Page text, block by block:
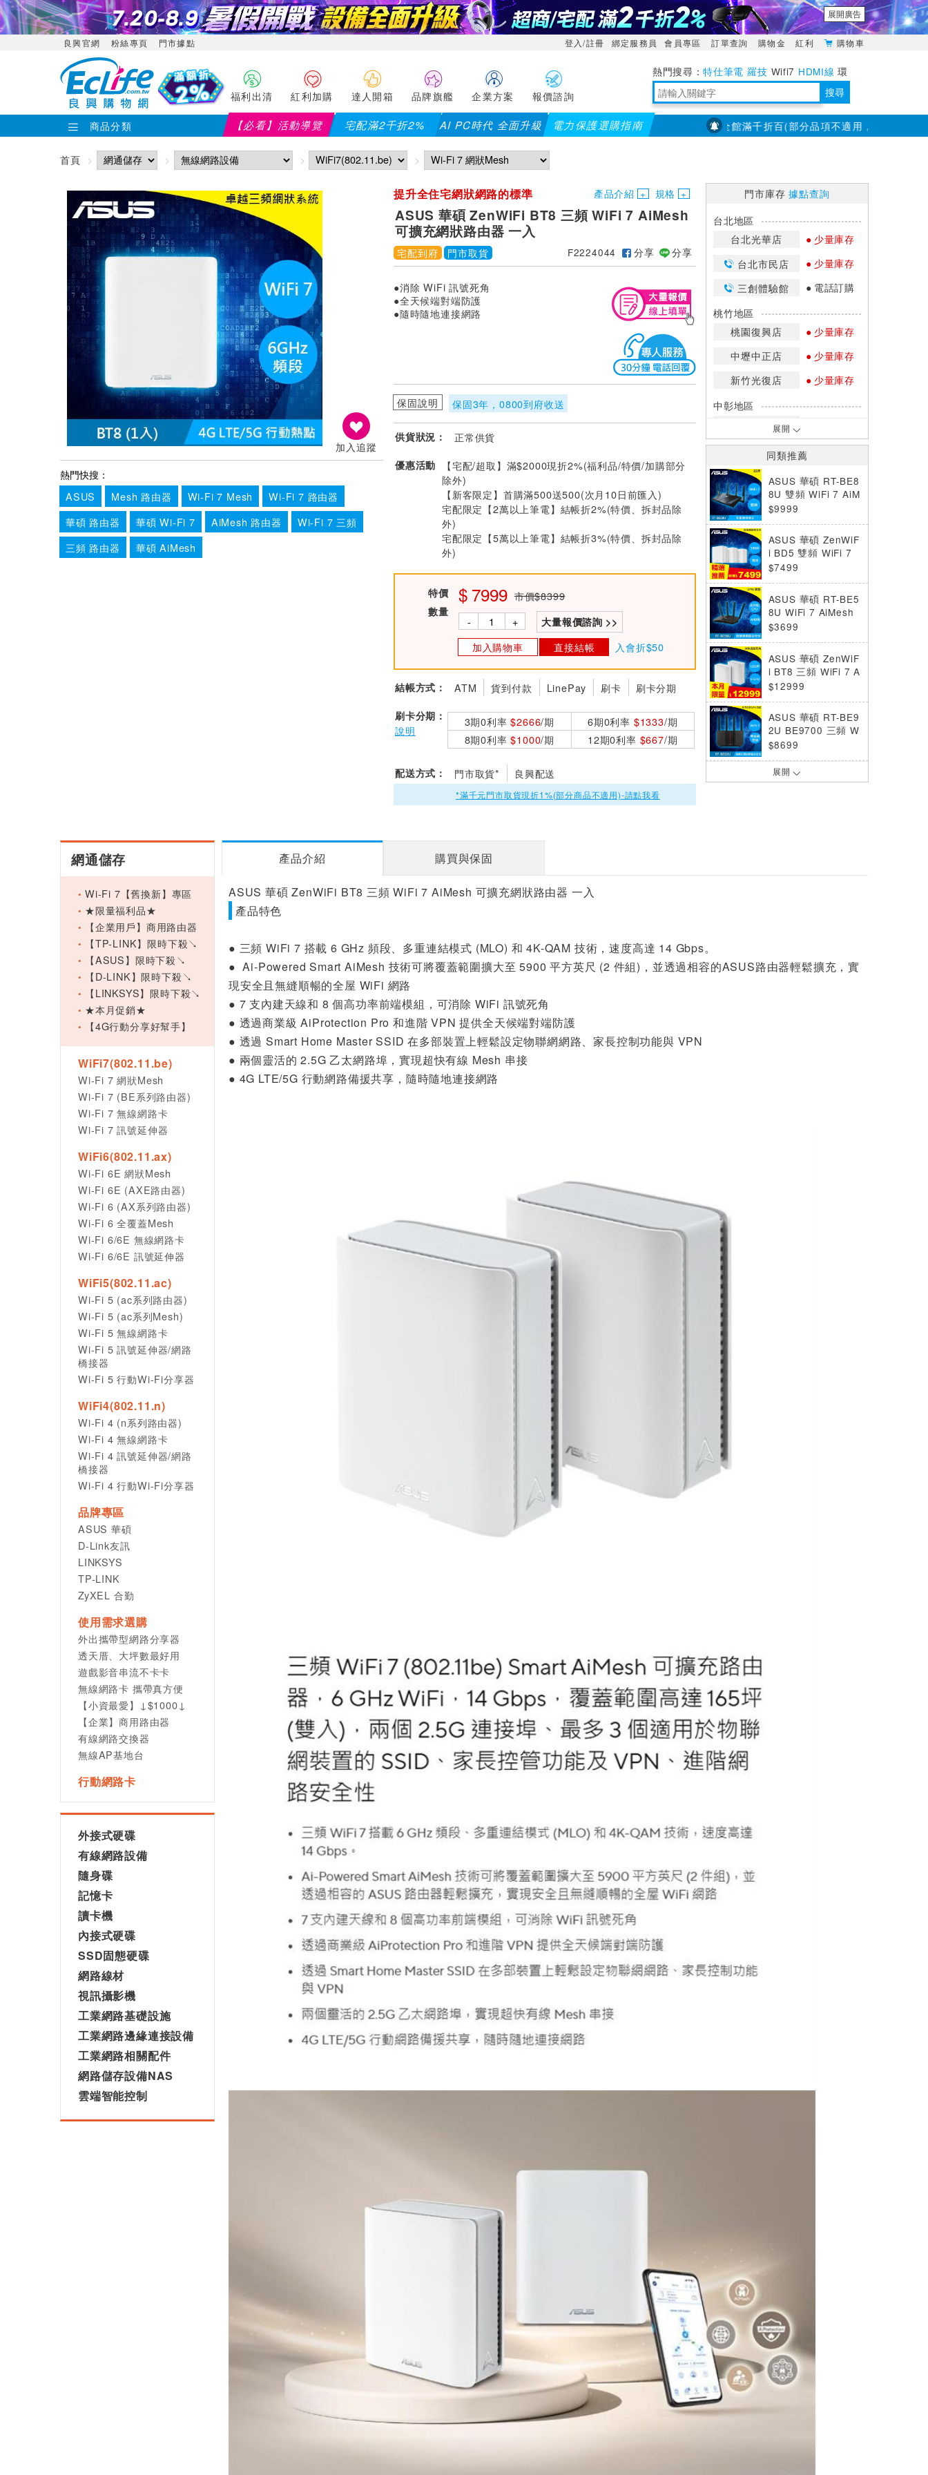
展開廣告
良興官網 粉絲專頁 門市據點 登入/註冊 綁定服務員 會員專區 訂單查詢 購物金 紅利 購物車
福利出清 紅利加購 達人開箱 品牌旗艦 企業方案 報價諮詢
特仕筆電 羅技 Wifi7 HDMI線 環
境量測 明緯POWER 搜尋
商品分類 【必看】活動導覽 宅配滿2千折2% AI PC時代 全面升級 電力保護選購指南【PX大通】全館滿千折百(部分品項不適用，滿2千折200...)
首頁
加入追蹤
熱門快搜：
ASUS
Mesh 路由器 Wi-Fi 7 Mesh
Wi-Fi 7 路由器
華碩 路由器
華碩 Wi-Fi 7 AiMesh 路由器
Wi-Fi 7 三頻
三頻 路由器
華碩 AiMesh
提升全住宅網狀網路的標準 產品介紹 規格
ASUS 華碩 ZenWiFi BT8 三頻 WiFi 7 AiMesh
可擴充網狀路由器 一入
宅配到府 門市取貨 F2224044 分享 分享
●消除 WiFi 訊號死角
●全天候端對端防護
●隨時隨地連接網路
保固說明 保固3年，0800到府收送
供貨狀況： 正常供貨
優惠活動
【宅配/超取】滿$2000現折2%(福利品/特價/加購部分
除外)
【新客限定】首購滿500送500(次月10日前匯入)
宅配限定【2萬以上筆電】結帳折2%(特價、拆封品除
外)
宅配限定【5萬以上筆電】結帳折3%(特價、拆封品除
外)
特價 7999 市價$8399
數量
- + 大量報價諮詢 >>
加入購物車 直接結帳 入會折$50
結帳方式： ATM 貨到付款 LinePay 刷卡 刷卡分期
刷卡分期：
說明
3期0利率$2666/期 6期0利率 $1333/期
8期0利率$1000/期 12期0利率 $667/期
配送方式： 門市取貨* 良興配送
*滿千元門市取貨現折1%(部分商品不適用)-請點我看
門市庫存據點查詢
台北地區
台北光華店
少量庫存
台北市民店
少量庫存
三創體驗館
電話訂購
桃竹地區
桃園復興店
少量庫存
中壢中正店
少量庫存
新竹光復店
少量庫存
中彰地區
台中英才店
嘉南地區
高雄中華店
高雄鳳山店
少量庫存
*庫存數量：網路訂購(0)、少量庫存
(1~2)、現貨充足(3以上)。
*門市庫存以店內實際數量為準，可使
用專人服務或撥打門市電話洽詢。
展開
同類推薦
ASUS 華碩 RT-BE8
8U 雙頻 WiFi 7 AiM
esh 可擴充路由器
$9999
ASUS 華碩 ZenWiF
i BD5 雙頻 WiFi 7
Ai Mesh 可擴充路
$7499
ASUS 華碩 RT-BE5
8U WiFi 7 AiMesh
可擴充路由器
$3699
ASUS 華碩 ZenWiF
i BT8 三頻 WiFi 7 A
iMesh 可擴充網狀
$12999
ASUS 華碩 RT-BE9
2U BE9700 三頻 W
iFi 7 路由器
$8699
TP-LINK Archer BE
2U WIFI 7 BE6500
展開
網通儲存
Wi-Fi 7【舊換新】專區
★限量福利品★
【企業用戶】商用路由器
【TP-LINK】限時下殺↘
【ASUS】限時下殺↘
【D-LINK】限時下殺↘
【LINKSYS】限時下殺↘
★本月促銷★
【4G行動分享好幫手】
WiFi7(802.11.be)
Wi-Fi 7 網狀Mesh
Wi-Fi 7 (BE系列路由器)
Wi-Fi 7 無線網路卡
Wi-Fi 7 訊號延伸器
WiFi6(802.11.ax)
Wi-Fi 6E 網狀Mesh
Wi-Fi 6E (AXE路由器)
Wi-Fi 6 (AX系列路由器)
Wi-Fi 6 全覆蓋Mesh
Wi-Fi 6/6E 無線網路卡
Wi-Fi 6/6E 訊號延伸器
WiFi5(802.11.ac)
Wi-Fi 5 (ac系列路由器)
Wi-Fi 5 (ac系列Mesh)
Wi-Fi 5 無線網路卡
Wi-Fi 5 訊號延伸器/網路
橋接器
Wi-Fi 5 行動Wi-Fi分享器
WiFi4(802.11.n)
Wi-Fi 4 (n系列路由器)
Wi-Fi 4 無線網路卡
Wi-Fi 4 訊號延伸器/網路
橋接器
Wi-Fi 4 行動Wi-Fi分享器
品牌專區
ASUS 華碩
D-Link友訊
LINKSYS
TP-LINK
ZyXEL 合勤
使用需求選購
外出攜帶型網路分享器
透天厝、大坪數最好用
遊戲影音串流不卡卡
無線網路卡 攜帶真方便
【小資最愛】↓$1000↓
【企業】商用路由器
有線網路交換器
無線AP基地台
行動網路卡
外接式硬碟
有線網路設備
隨身碟
記憶卡
讀卡機
內接式硬碟
SSD固態硬碟
網路線材
視訊攝影機
工業網路基礎設施
工業網路邊緣連接設備
工業網路相關配件
網路儲存設備NAS
雲端智能控制
產品介紹 購買與保固
ASUS 華碩 ZenWiFi BT8 三頻 WiFi 7 AiMesh 可擴充網狀路由器 一入
產品特色
● 三頻 WiFi 7 搭載 6 GHz 頻段、多重連結模式 (MLO) 和 4K-QAM 技術，速度高達 14 Gbps。
● Ai-Powered Smart AiMesh 技術可將覆蓋範圍擴大至 5900 平方英尺 (2 件組)，並透過相容的ASUS路由器輕鬆擴充，實
現安全且無縫順暢的全屋 WiFi 網路
● 7 支內建天線和 8 個高功率前端模組，可消除 WiFi 訊號死角
● 透過商業級 AiProtection Pro 和進階 VPN 提供全天候端對端防護
● 透過 Smart Home Master SSID 在多部裝置上輕鬆設定物聯網網路、家長控制功能與 VPN
● 兩個靈活的 2.5G 乙太網路埠，實現超快有線 Mesh 串接
● 4G LTE/5G 行動網路備援共享，隨時隨地連接網路